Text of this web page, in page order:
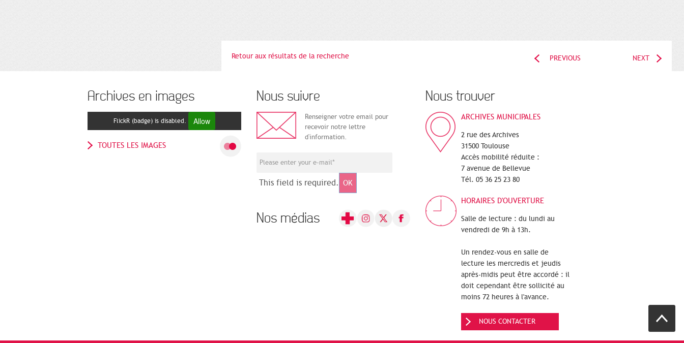
Retour aux résultats de la recherche PREVIOUS NEXT
Archives en images
FlickR (badge) is disabled. Allow
TOUTES LES IMAGES
Nous suivre
Renseigner votre email pour
recevoir notre lettre
d'information.
This field is required. OK
Nos médias
Nous trouver
ARCHIVES MUNICIPALES
2 rue des Archives
31500 Toulouse
Accès mobilité réduite :
7 avenue de Bellevue
Tél. 05 36 25 23 80
HORAIRES D'OUVERTURE
Salle de lecture : du lundi au
vendredi de 9h à 13h.
Un rendez-vous en salle de
lecture les mercredis et jeudis
après-midis peut être accordé : il
doit cependant être sollicité au
moins 72 heures à l'avance.
NOUS CONTACTER